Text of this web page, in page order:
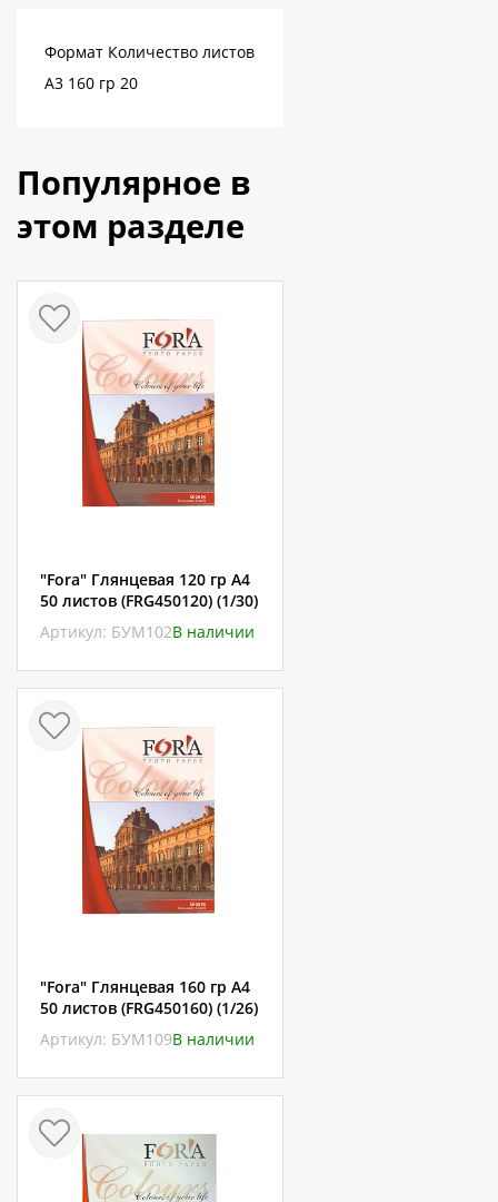
Формат Количество листов
А3 160 гр 20
Популярное в
этом разделе
"Fora" Глянцевая 120 гр А4
50 листов (FRG450120) (1/30)
Артикул: БУМ102В наличии
"Fora" Глянцевая 160 гр А4
50 листов (FRG450160) (1/26)
Артикул: БУМ109В наличии